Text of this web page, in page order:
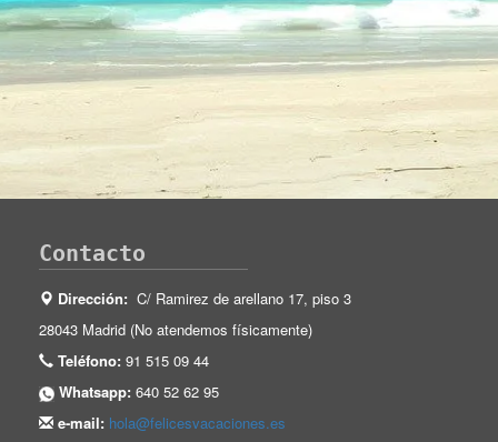
Contacto
Dirección: C/ Ramirez de arellano 17, piso 3
28043 Madrid (No atendemos físicamente)
Teléfono: 91 515 09 44
Whatsapp: 640 52 62 95
e-mail: hola@felicesvacaciones.es